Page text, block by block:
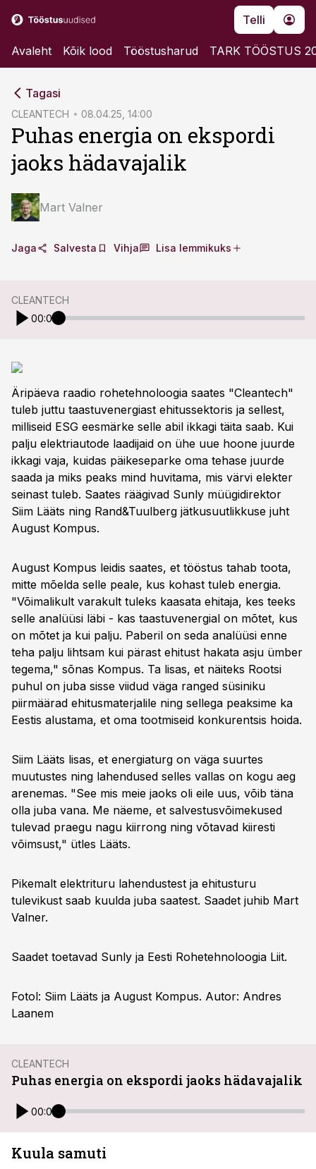
Telli
Avaleht Kõik lood Tööstusharud TARK TÖÖSTUS
Tagasi
CLEANTECH 08.04.25, 14:00
Puhas energia on ekspordi
jaoks hädavajalik
Mart Valner
Jaga Salvesta Vihja Lisa lemmikuks
CLEANTECH
00:00
Äripäeva raadio rohetehnoloogia saates "Cleantech"
tuleb juttu taastuvenergiast ehitussektoris ja sellest,
milliseid ESG eesmärke selle abil ikkagi täita saab. Kui
palju elektriautode laadijaid on ühe uue hoone juurde
ikkagi vaja, kuidas päikeseparke oma tehase juurde
saada ja miks peaks mind huvitama, mis värvi elekter
seinast tuleb. Saates räägivad Sunly müügidirektor
Siim Lääts ning Rand&Tuulberg jätkusuutlikkuse juht
August Kompus.
August Kompus leidis saates, et tööstus tahab toota,
mitte mõelda selle peale, kus kohast tuleb energia.
"Võimalikult varakult tuleks kaasata ehitaja, kes teeks
selle analüüsi läbi - kas taastuvenergial on mõtet, kus
on mõtet ja kui palju. Paberil on seda analüüsi enne
teha palju lihtsam kui pärast ehitust hakata asju ümber
tegema," sõnas Kompus. Ta lisas, et näiteks Rootsi
puhul on juba sisse viidud väga ranged süsiniku
piirmäärad ehitusmaterjalile ning sellega peaksime ka
Eestis alustama, et oma tootmiseid konkurentsis hoida.
Siim Lääts lisas, et energiaturg on väga suurtes
muutustes ning lahendused selles vallas on kogu aeg
arenemas. "See mis meie jaoks oli eile uus, võib täna
olla juba vana. Me näeme, et salvestusvõimekused
tulevad praegu nagu kiirrong ning võtavad kiiresti
võimsust," ütles Lääts.
Pikemalt elektrituru lahendustest ja ehitusturu
tulevikust saab kuulda juba saatest. Saadet juhib Mart
Valner.
Saadet toetavad Sunly ja Eesti Rohetehnoloogia Liit.
Fotol: Siim Lääts ja August Kompus. Autor: Andres
Laanem
CLEANTECH
Puhas energia on ekspordi jaoks hädavajalik
00:00
Kuula samuti